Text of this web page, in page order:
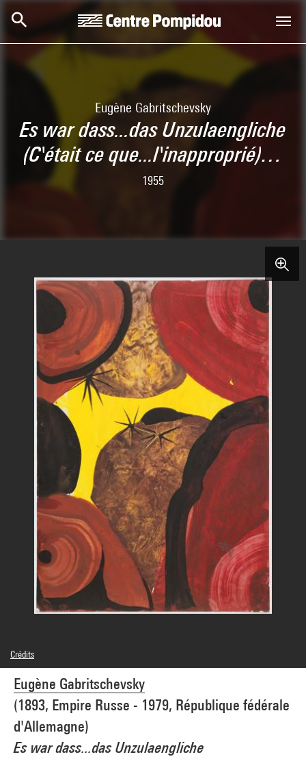
Aller au contenu principal
Centre Pompidou
Eugène Gabritschevsky
Es war dass...das Unzulaengliche
(C'était ce que...l'inapproprié)…
1955
Eugène Gabritschevsky
(1893, Empire Russe - 1979, République fédérale
d'Allemagne)
Es war dass...das Unzulaengliche
Crédits
© droits réservés, pas d'ayant droit connu
Réf. image : 4R11392 [1990 CX 0333]
Diffusion image :GrandPalaisRmnPhoto